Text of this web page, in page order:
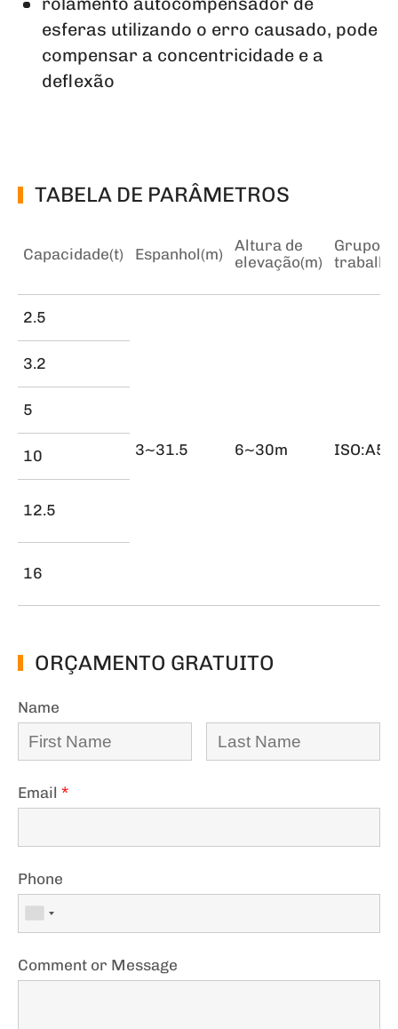
esferas utilizando o erro causado, pode
compensar a concentricidade e a
deflexão
TABELA DE PARÂMETROS
Capacidade(t) Espanhol(m)
Altura de
elevação(m)
Grupo
trabalho
2.5
3~31.5 6~30m
3.2
5
10
12.5
16
ORÇAMENTO GRATUITO
Name
Email *
Phone
Comment or Message